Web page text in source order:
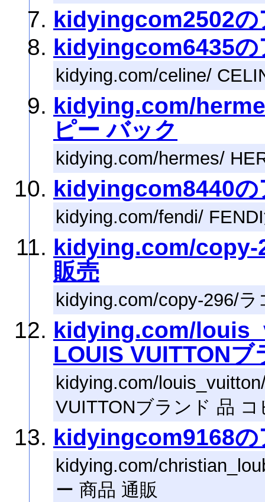
kidyingcom2502の
kidyingcom6435の
kidying.com/celine/
kidying.com/
ピー バック
kidying.com/hermes/
kidyingcom8440の
kidying.com/fendi/
kidying.com/copy-
販売
kidying.com/copy-296/
kidying.com/
LOUIS VUITTONブ
kidying.com/
VUITTONブランド 品 コ
kidyingcom9168の
kidying.com/
ー 商品 通販